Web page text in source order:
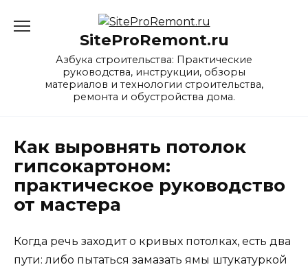
SiteProRemont.ru
Азбука строительства: Практические
руководства, инструкции, обзоры
материалов и технологии строительства,
ремонта и обустройства дома.
Как выровнять потолок
гипсокартоном:
практическое руководство
от мастера
Когда речь заходит о кривых потолках, есть два
пути: либо пытаться замазать ямы штукатуркой